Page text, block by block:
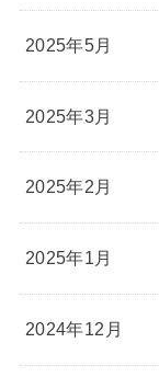
2025年5月
2025年3月
2025年2月
2025年1月
2024年12月